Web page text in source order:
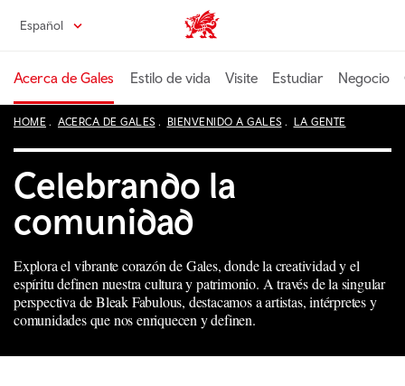
principal
Español Wales home
Acerca de Gales Estilo de vida Visite Estudiar Negocio
HOME ACERCA DE GALES BIENVENIDO A GALES LA GENTE
Celebrando la
comunidad
Explora el vibrante corazón de Gales, donde la creatividad y el
espíritu definen nuestra cultura y patrimonio. A través de la singular
perspectiva de Bleak Fabulous, destacamos a artistas, intérpretes y
comunidades que nos enriquecen y definen.